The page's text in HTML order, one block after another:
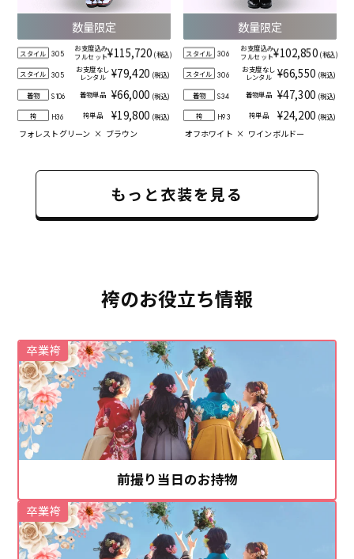
数量限定
スタイル 305
お支度込み
フルセット¥115,720 (税込)
スタイル 305
お支度なし
レンタル
¥79,420 (税込)
着物 S106 着物単品 ¥66,000 (税込)
袴 H36 袴単品 ¥19,800 (税込)
フォレストグリーン × ブラウン
数量限定
スタイル 306
お支度込み
フルセット¥102,850 (税込)
スタイル 306
お支度なし
レンタル ¥66,550 (税込)
着物 S34 着物単品 ¥47,300 (税込)
袴 H93 袴単品 ¥24,200 (税込)
オフホワイト × ワインボルドー
もっと衣装を見る
袴のお役立ち情報
前撮り当日のお持物
卒業袴
卒業袴